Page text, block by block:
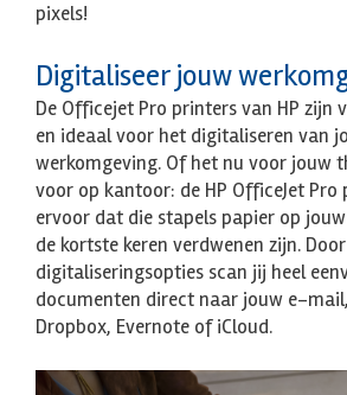
pixels!
Digitaliseer jouw
De Officejet Pro printers van HP zijn
en ideaal voor het digitaliseren van
werkomgeving. Of het nu voor jouw
voor op kantoor: de HP OfficeJet Pro
ervoor dat die stapels papier op
de kortste keren verdwenen zijn.
digitaliseringsopties scan jij heel
documenten direct naar jouw e-
Dropbox, Evernote of iCloud.